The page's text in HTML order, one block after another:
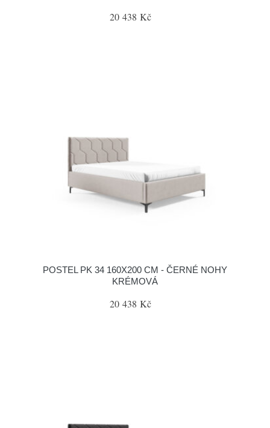
20 438 Kč
POSTEL PK 34 160X200 CM - ČERNÉ NOHY
KRÉMOVÁ
20 438 Kč